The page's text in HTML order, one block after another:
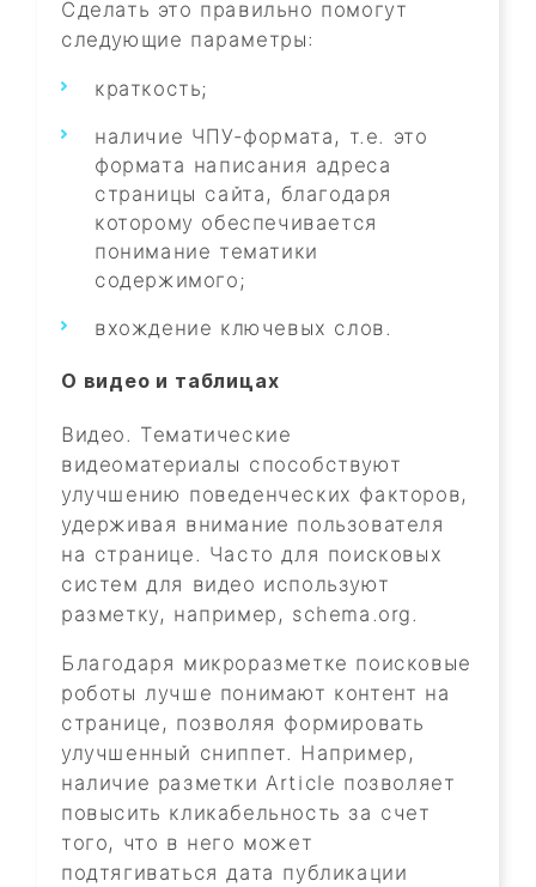
Сделать это правильно помогут
следующие параметры:
краткость;
наличие ЧПУ-формата, т.е. это
формата написания адреса
страницы сайта, благодаря
которому обеспечивается
понимание тематики
содержимого;
вхождение ключевых слов.
О видео и таблицах
Видео. Тематические
видеоматериалы способствуют
улучшению поведенческих факторов,
удерживая внимание пользователя
на странице. Часто для поисковых
систем для видео используют
разметку, например, schema.org.
Благодаря микроразметке поисковые
роботы лучше понимают контент на
странице, позволяя формировать
улучшенный сниппет. Например,
наличие разметки Article позволяет
повысить кликабельность за счет
того, что в него может
подтягиваться дата публикации